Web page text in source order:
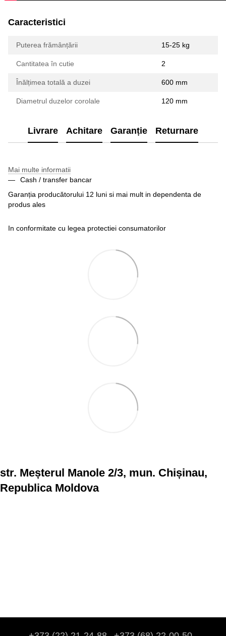
Caracteristici
Puterea frămânțării 15-25 kg
Cantitatea în cutie 2
Înălțimea totală a duzei 600 mm
Diametrul duzelor corolale 120 mm
Livrare Achitare Garanție Returnare
Mai multe informatii
Cash / transfer bancar
Garanția producătorului 12 luni si mai mult in dependenta de
produs ales
In conformitate cu legea protectiei consumatorilor
str. Meșterul Manole 2/3, mun. Chișinau,
Republica Moldova